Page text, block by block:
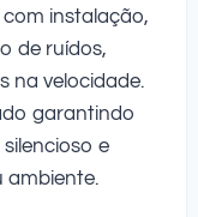
instalação,
de ruídos,
na velocidade.
garantindo
e
ambiente.